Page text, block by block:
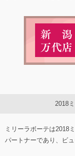
2018
ミリーラボーテは2018
パートナーであり、ビ